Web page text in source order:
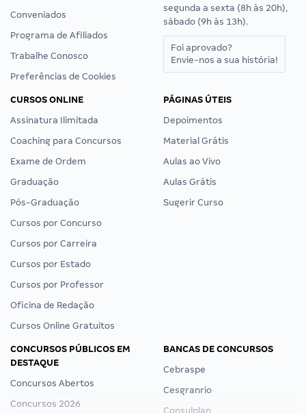
Conveniados
Programa de Afiliados
Trabalhe Conosco
Preferências de Cookies
segunda a sexta (8h às 20h),
sábado (9h às 13h).
Foi aprovado?
Envie-nos a sua história!
CURSOS ONLINE
Assinatura Ilimitada
Coaching para Concursos
Exame de Ordem
Graduação
Pós-Graduação
Cursos por Concurso
Cursos por Carreira
Cursos por Estado
Cursos por Professor
Oficina de Redação
Cursos Online Gratuitos
PÁGINAS ÚTEIS
Depoimentos
Material Grátis
Aulas ao Vivo
Aulas Grátis
Sugerir Curso
CONCURSOS PÚBLICOS EM
DESTAQUE
Concursos Abertos
Concursos 2026
BANCAS DE CONCURSOS
Cebraspe
Cesgranrio
Consulplan